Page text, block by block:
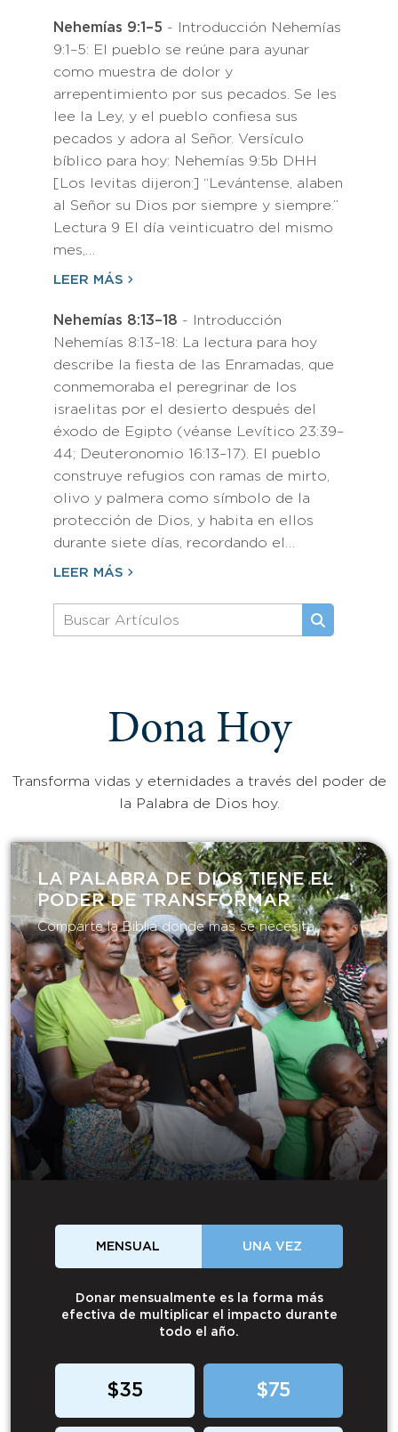
Nehemías 9:1–5 - Introducción Nehemías
9:1–5: El pueblo se reúne para ayunar
como muestra de dolor y
arrepentimiento por sus pecados. Se les
lee la Ley, y el pueblo confiesa sus
pecados y adora al Señor. Versículo
bíblico para hoy: Nehemías 9:5b DHH
[Los levitas dijeron:] “Levántense, alaben
al Señor su Dios por siempre y siempre.”
Lectura 9 El día veinticuatro del mismo
mes,…
LEER MÁS
Nehemías 8:13–18 - Introducción
Nehemías 8:13–18: La lectura para hoy
describe la fiesta de las Enramadas, que
conmemoraba el peregrinar de los
israelitas por el desierto después del
éxodo de Egipto (véanse Levítico 23:39–
44; Deuteronomio 16:13–17). El pueblo
construye refugios con ramas de mirto,
olivo y palmera como símbolo de la
protección de Dios, y habita en ellos
durante siete días, recordando el…
LEER MÁS
Dona Hoy
Transforma vidas y eternidades a través del poder de
la Palabra de Dios hoy.
LA PALABRA DE DIOS TIENE EL
PODER DE TRANSFORMAR​
Comparte la Biblia donde más se necesita.
MENSUAL UNA VEZ
Donar mensualmente es la forma más
efectiva de multiplicar el impacto durante
todo el año.
$35 $75